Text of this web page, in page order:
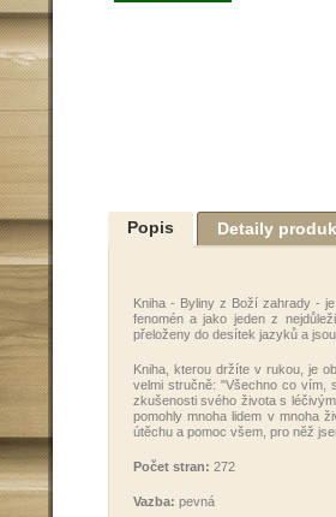
Popis Detaily
Kniha - Byliny z Boží zahrady -
fenomén a jako jeden z
přeloženy do desítek jazyků a
Kniha, kterou držíte v rukou, je
velmi stručně: "Všechno co vím,
zkušenosti svého života s
pomohly mnoha lidem v mnoha
útěchu a pomoc všem, pro něž
Počet stran: 272
Vazba: pevná